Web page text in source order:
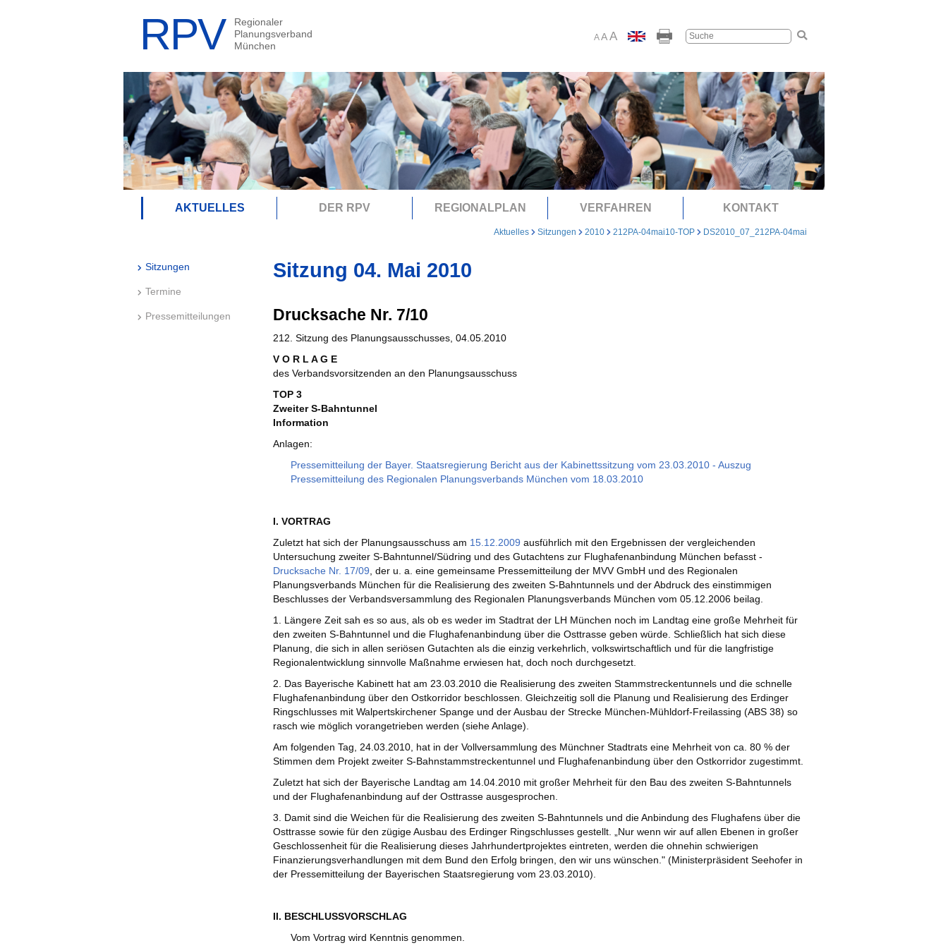
A AA
AKTUELLES DER RPV REGIONALPLAN VERFAHREN KONTAKT
Aktuelles Sitzungen 2010 212PA-04mai10-TOP DS2010_07_212PA-04mai
Sitzungen
Termine
Pressemitteilungen
Sitzung 04. Mai 2010
Drucksache Nr. 7/10
212. Sitzung des Planungsausschusses, 04.05.2010
V O R L A G E
des Verbandsvorsitzenden an den Planungsausschuss
TOP 3
Zweiter S-Bahntunnel
Information
Anlagen:
Pressemitteilung der Bayer. Staatsregierung Bericht aus der Kabinettssitzung vom 23.03.2010 - Auszug
Pressemitteilung des Regionalen Planungsverbands München vom 18.03.2010
I. VORTRAG
Zuletzt hat sich der Planungsausschuss am 15.12.2009 ausführlich mit den Ergebnissen der vergleichenden
Untersuchung zweiter S-Bahntunnel/Südring und des Gutachtens zur Flughafenanbindung München befasst -
Drucksache Nr. 17/09 , der u. a. eine gemeinsame Pressemitteilung der MVV GmbH und des Regionalen
Planungsverbands München für die Realisierung des zweiten S-Bahntunnels und der Abdruck des einstimmigen
Beschlusses der Verbandsversammlung des Regionalen Planungsverbands München vom 05.12.2006 beilag.
1. Längere Zeit sah es so aus, als ob es weder im Stadtrat der LH München noch im Landtag eine große Mehrheit für
den zweiten S-Bahntunnel und die Flughafenanbindung über die Osttrasse geben würde. Schließlich hat sich diese
Planung, die sich in allen seriösen Gutachten als die einzig verkehrlich, volkswirtschaftlich und für die langfristige
Regionalentwicklung sinnvolle Maßnahme erwiesen hat, doch noch durchgesetzt.
2. Das Bayerische Kabinett hat am 23.03.2010 die Realisierung des zweiten Stammstreckentunnels und die schnelle
Flughafenanbindung über den Ostkorridor beschlossen. Gleichzeitig soll die Planung und Realisierung des Erdinger
Ringschlusses mit Walpertskirchener Spange und der Ausbau der Strecke München-Mühldorf-Freilassing (ABS 38) so
rasch wie möglich vorangetrieben werden (siehe Anlage).
Am folgenden Tag, 24.03.2010, hat in der Vollversammlung des Münchner Stadtrats eine Mehrheit von ca. 80 % der
Stimmen dem Projekt zweiter S-Bahnstammstreckentunnel und Flughafenanbindung über den Ostkorridor zugestimmt.
Zuletzt hat sich der Bayerische Landtag am 14.04.2010 mit großer Mehrheit für den Bau des zweiten S-Bahntunnels
und der Flughafenanbindung auf der Osttrasse ausgesprochen.
3. Damit sind die Weichen für die Realisierung des zweiten S-Bahntunnels und die Anbindung des Flughafens über die
Osttrasse sowie für den zügige Ausbau des Erdinger Ringschlusses gestellt. „Nur wenn wir auf allen Ebenen in großer
Geschlossenheit für die Realisierung dieses Jahrhundertprojektes eintreten, werden die ohnehin schwierigen
Finanzierungsverhandlungen mit dem Bund den Erfolg bringen, den wir uns wünschen." (Ministerpräsident Seehofer in
der Pressemitteilung der Bayerischen Staatsregierung vom 23.03.2010).
II. BESCHLUSSVORSCHLAG
Vom Vortrag wird Kenntnis genommen.